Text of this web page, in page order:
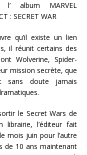
l’ album MARVEL
: SECRET WAR
qu’il existe un lien
il réunit certains des
Wolverine, Spider-
mission secrète, que
sans doute jamais
le Secret Wars de
librairie, l’éditeur fait
mois juin pour l’autre
de 10 ans maintenant